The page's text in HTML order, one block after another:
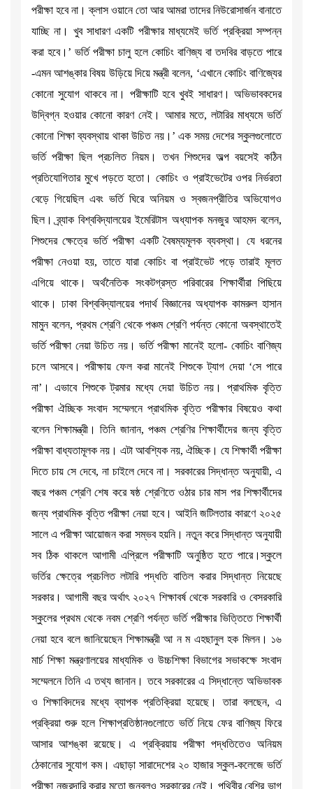
পরীক্ষা হবে না। ক্লাস ওয়ানে তো আর আমরা তাদের নিউরোসার্জন বানাতে
যাচ্ছি না। খুব সাধারণ একটি পরীক্ষার মাধ্যমেই ভর্তি প্রক্রিয়া সম্পন্ন
করা হবে।’ ভর্তি পরীক্ষা চালু হলে কোচিং বাণিজ্য বা তদবির বাড়তে পারে
-এমন আশঙ্কার বিষয় উড়িয়ে দিয়ে মন্ত্রী বলেন, ‘এখানে কোচিং বাণিজ্যের
কোনো সুযোগ থাকবে না। পরীক্ষাটি হবে খুবই সাধারণ। অভিভাবকদের
উদ্বিগ্ন হওয়ার কোনো কারণ নেই। আমার মতে, লটারির মাধ্যমে ভর্তি
কোনো শিক্ষা ব্যবস্থায় থাকা উচিত নয়।’ এক সময় দেশের স্কুলগুলোতে
ভর্তি পরীক্ষা ছিল প্রচলিত নিয়ম। তখন শিশুদের অল্প বয়সেই কঠিন
প্রতিযোগিতার মুখে পড়তে হতো। কোচিং ও প্রাইভেটের ওপর নির্ভরতা
বেড়ে গিয়েছিল এবং ভর্তি ঘিরে অনিয়ম ও স্বজনপ্রীতির অভিযোগও
ছিল। ব্র্যাক বিশ্ববিদ্যালয়ের ইমেরিটাস অধ্যাপক মনজুর আহমদ বলেন,
শিশুদের ক্ষেত্রে ভর্তি পরীক্ষা একটি বৈষম্যমূলক ব্যবস্থা। যে ধরনের
পরীক্ষা নেওয়া হয়, তাতে যারা কোচিং বা প্রাইভেট পড়ে তারাই মূলত
এগিয়ে থাকে। অর্থনৈতিক সংকটগ্রস্ত পরিবারের শিক্ষার্থীরা পিছিয়ে
থাকে। ঢাকা বিশ্ববিদ্যালয়ের পদার্থ বিজ্ঞানের অধ্যাপক কামরুল হাসান
মামুন বলেন, প্রথম শ্রেণি থেকে পঞ্চম শ্রেণি পর্যন্ত কোনো অবস্থাতেই
ভর্তি পরীক্ষা নেয়া উচিত নয়। ভর্তি পরীক্ষা মানেই হলো- কোচিং বাণিজ্য
চলে আসবে। পরীক্ষায় ফেল করা মানেই শিশুকে ট্যাগ দেয়া ‘সে পারে
না’। এভাবে শিশুকে ট্রমার মধ্যে দেয়া উচিত নয়। প্রাথমিক বৃত্তি
পরীক্ষা ঐচ্ছিক সংবাদ সম্মেলনে প্রাথমিক বৃত্তি পরীক্ষার বিষয়েও কথা
বলেন শিক্ষামন্ত্রী। তিনি জানান, পঞ্চম শ্রেণির শিক্ষার্থীদের জন্য বৃত্তি
পরীক্ষা বাধ্যতামূলক নয়। এটা আবশ্যিক নয়, ঐচ্ছিক। যে শিক্ষার্থী পরীক্ষা
দিতে চায় সে দেবে, না চাইলে দেবে না। সরকারের সিদ্ধান্ত অনুযায়ী, এ
বছর পঞ্চম শ্রেণি শেষ করে ষষ্ঠ শ্রেণিতে ওঠার চার মাস পর শিক্ষার্থীদের
জন্য প্রাথমিক বৃত্তি পরীক্ষা নেয়া হবে। আইনি জটিলতার কারণে ২০২৫
সালে এ পরীক্ষা আয়োজন করা সম্ভব হয়নি। নতুন করে সিদ্ধান্ত অনুযায়ী
সব ঠিক থাকলে আগামী এপ্রিলে পরীক্ষাটি অনুষ্ঠিত হতে পারে।স্কুলে
ভর্তির ক্ষেত্রে প্রচলিত লটারি পদ্ধতি বাতিল করার সিদ্ধান্ত নিয়েছে
সরকার। আগামী বছর অর্থাৎ ২০২৭ শিক্ষাবর্ষ থেকে সরকারি ও বেসরকারি
স্কুলের প্রথম থেকে নবম শ্রেণি পর্যন্ত ভর্তি পরীক্ষার ভিত্তিতে শিক্ষার্থী
নেয়া হবে বলে জানিয়েছেন শিক্ষামন্ত্রী আ ন ম এহছানুল হক মিলন। ১৬
মার্চ শিক্ষা মন্ত্রণালয়ের মাধ্যমিক ও উচ্চশিক্ষা বিভাগের সভাকক্ষে সংবাদ
সম্মেলনে তিনি এ তথ্য জানান। তবে সরকারের এ সিদ্ধান্তে অভিভাবক
ও শিক্ষাবিদদের মধ্যে ব্যাপক প্রতিক্রিয়া হয়েছে। তারা বলছেন, এ
প্রক্রিয়া শুরু হলে শিক্ষাপ্রতিষ্ঠানগুলোতে ভর্তি নিয়ে ফের বাণিজ্য ফিরে
আসার আশঙ্কা রয়েছে। এ প্রক্রিয়ায় পরীক্ষা পদ্ধতিতেও অনিয়ম
ঠেকানোর সুযোগ কম। এছাড়া সারাদেশের ২০ হাজার স্কুল-কলেজে ভর্তি
পরীক্ষা নজরদারি করার মতো জনবলও সরকারের নেই। পৃথিবীর বেশির ভাগ